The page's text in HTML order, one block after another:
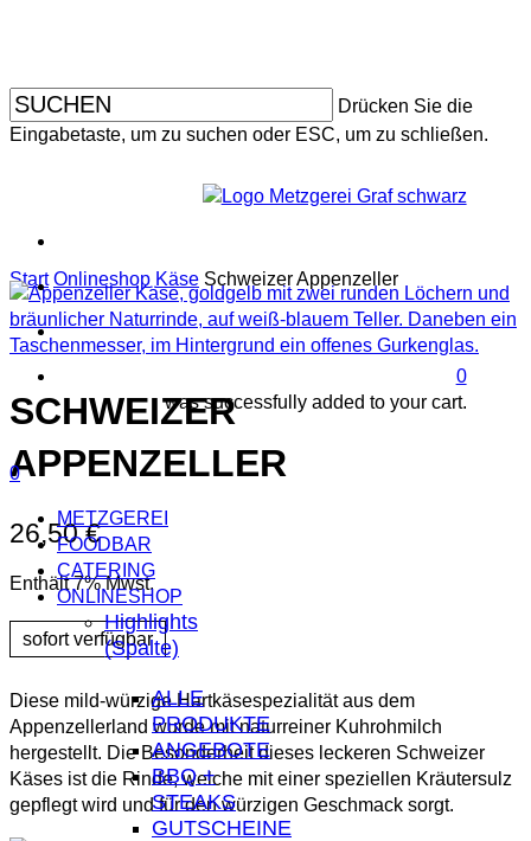
content
Drücken Sie die
Eingabetaste, um zu suchen oder ESC, um zu schließen.
search
account
0
was successfully added to your cart.
search
account
0
METZGEREI
FOODBAR
CATERING
ONLINESHOP
Highlights
(Spalte)
ALLE
PRODUKTE
ANGEBOTE
BBQ +
STEAKS
GUTSCHEINE
Start Onlineshop Käse Schweizer Appenzeller
SCHWEIZER
APPENZELLER
26,50€
Enthält 7% Mwst.
Diese mild-würzige Hartkäsespezialität aus dem
Appenzellerland wurde mit naturreiner Kuhrohmilch
hergestellt. Die Besonderheit dieses leckeren Schweizer
Käses ist die Rinde, welche mit einer speziellen Kräutersulz
gepflegt wird und für den würzigen Geschmack sorgt.